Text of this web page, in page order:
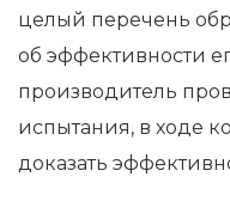
целый перечень
об эффективности
производитель
испытания, в ходе
доказать